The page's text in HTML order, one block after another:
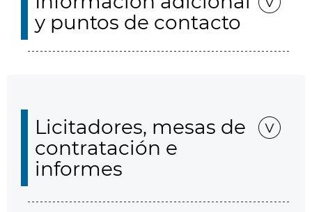
y puntos de contacto
Licitadores, mesas de
contratación e
informes